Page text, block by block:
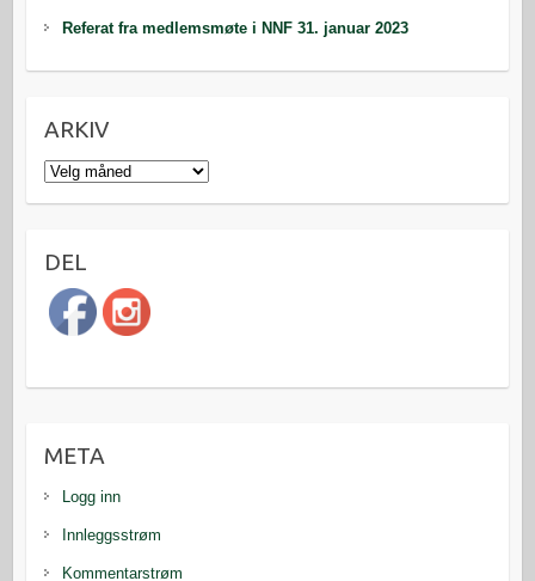
Referat fra medlemsmøte i NNF 31. januar 2023
ARKIV
Arkiv
DEL
META
Logg inn
Innleggsstrøm
Kommentarstrøm